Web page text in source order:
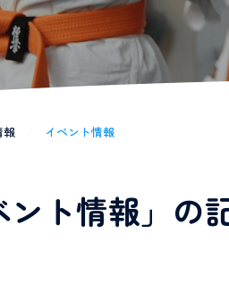
報 イベント情報
ント情報」の